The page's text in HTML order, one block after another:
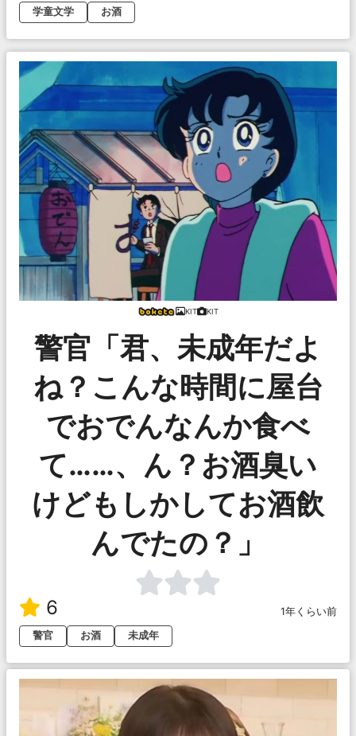
学童文学 お酒
KIT KIT
警官「君、未成年だよ
ね？こんな時間に屋台
でおでんなんか食べ
て……、ん？お酒臭い
けどもしかしてお酒飲
んでたの？」
6
1年くらい前
警官
お酒 未成年